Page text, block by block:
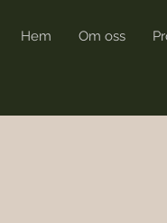
Hem Om oss